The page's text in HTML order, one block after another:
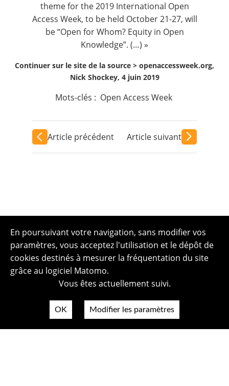
theme for the 2019 International Open
Access Week, to be held October 21-27, will
be “Open for Whom? Equity in Open
Knowledge”. (…) »
Continuer sur le site de la source > openaccessweek.org,
Nick Shockey, 4 juin 2019
Mots-clés : Open Access Week
Article précédent Article suivant
En poursuivant votre navigation, sans modifier vos
paramètres, vous acceptez l'utilisation et le dépôt de
cookies destinés à mesurer la fréquentation du site
grâce au logiciel Matomo.
Vous êtes actuellement suivi.
OK Modifier les paramètres